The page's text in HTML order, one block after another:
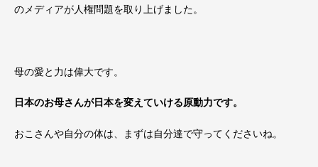
のメディアが人権問題を取り上げました。
母の愛と力は偉大です。
日本のお母さんが日本を変えていける原動力です。
おこさんや自分の体は、まずは自分達で守ってくださいね。